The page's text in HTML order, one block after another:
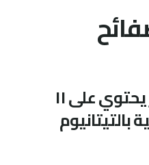
جهاز تكنولوجي ستور يحتوي على ١١